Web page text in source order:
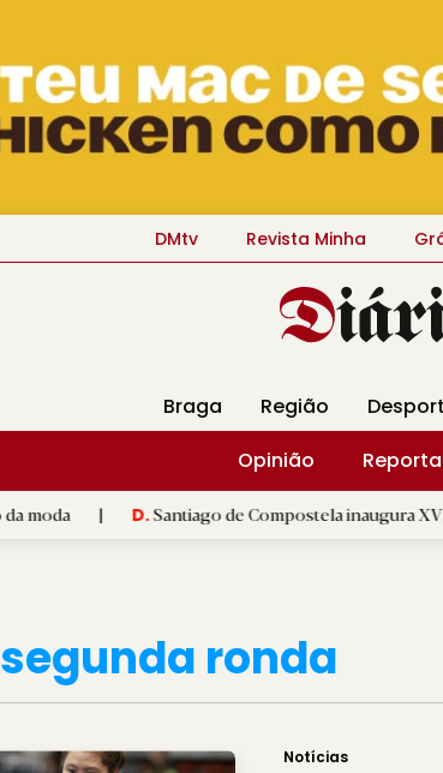
DMtv Revista Minha
Braga Região
Opinião
D.Santiago de Compostela inaugura XVI Jogos do
segunda ronda
Notícias